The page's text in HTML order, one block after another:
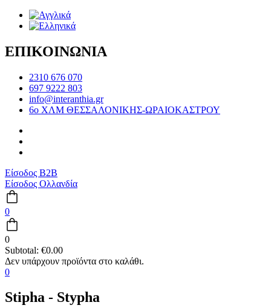
ΕΠΙΚΟΙΝΩΝΙΑ
2310 676 070
697 9222 803
info@interanthia.gr
6ο ΧΛΜ ΘΕΣΣΑΛΟΝΙΚΗΣ-ΩΡΑΙΟΚΑΣΤΡΟΥ
Είσοδος B2B
Είσοδος Ολλανδία
0
0
Subtotal: €0.00
0
Stipha - Stypha